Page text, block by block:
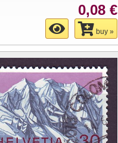
0,08 €
buy »